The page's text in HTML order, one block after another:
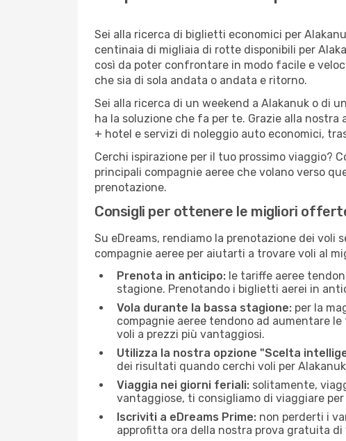
Sei alla ricerca di biglietti economici per
centinaia di migliaia di rotte disponibili per
così da poter confrontare in modo facile e
che sia di sola andata o andata e ritorno.
Sei alla ricerca di un weekend a Alakanuk o di
ha la soluzione che fa per te. Grazie alla
+ hotel e servizi di noleggio auto economici,
Cerchi ispirazione per il tuo prossimo viaggio?
principali compagnie aeree che volano verso
prenotazione.
Consigli per ottenere le migliori
Su eDreams, rendiamo la prenotazione dei voli
compagnie aeree per aiutarti a trovare voli al
Prenota in anticipo: le tariffe aeree
stagione. Prenotando i biglietti aerei in
Vola durante la bassa stagione: per la
compagnie aeree tendono ad aumentare
voli a prezzi più vantaggiosi.
Utilizza la nostra opzione "Scelta
dei risultati quando cerchi voli per Alakanuk
Viaggia nei giorni feriali: solitamente,
vantaggiose, ti consigliamo di viaggiare
Iscriviti a eDreams Prime: non perderti i
approfitta ora della nostra prova gratuita